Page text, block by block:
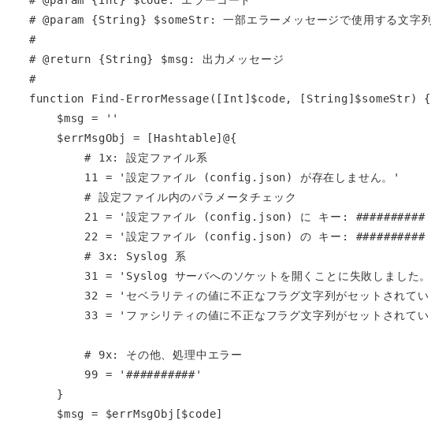
# @param {String} $someStr: 一部エラーメッセージで使用する文字列
#
# @return {String} $msg: 出力メッセージ
#
function Find-ErrorMessage([Int]$code, [String]$someStr) {
        # 1x: 設定ファイル系
        # 設定ファイル内のパラメータチェック
        # 3x: Syslog 系
        # 9x: その他、処理中エラー